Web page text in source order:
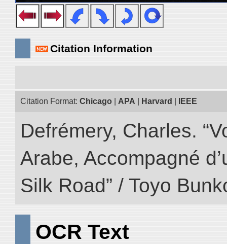
Citation Information
Citation Format: Chicago APA Harvard IEEE
Defrémery, Charles.
Arabe, Accompagné
Silk Road” / Toyo
OCR Text